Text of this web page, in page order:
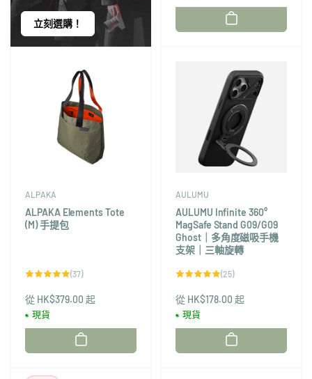
立刻選購！
廠
廠
ALPAKA
ALPAKA Elements Tote
(M) 手提包
(37)37
總
次
從 HK$379.00 起
現貨
廠
AULUMU
AULUMU Infinite 360°
MagSafe Stand G09/G09
Ghost｜多角度磁吸手機
支架｜三軸旋轉
(25)25
總
次
從 HK$178.00 起
現貨